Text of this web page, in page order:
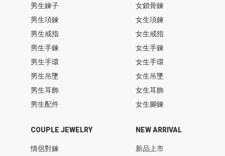
男生鍊子
男生項鍊
男生戒指
男生手鍊
男生手環
男生吊墜
男生耳飾
男生配件
女鎖骨鍊
女生項鍊
女生戒指
女生手鍊
女生手環
女生吊墜
女生耳飾
女生腳鍊
COUPLE JEWELRY
情侶對鍊
NEW ARRIVAL
新品上市